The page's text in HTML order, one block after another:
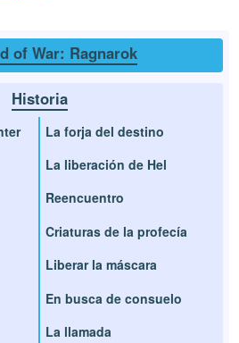
of War: Ragnarok
Historia
La forja del destino
La liberación de Hel
Reencuentro
Criaturas de la profecía
Liberar la máscara
En busca de consuelo
La llamada